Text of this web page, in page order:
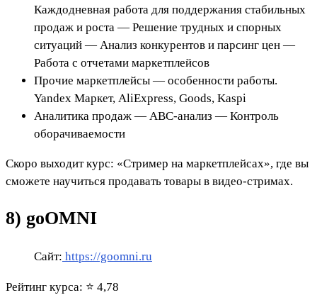
Каждодневная работа для поддержания стабильных
продаж и роста — Решение трудных и спорных
ситуаций — Анализ конкурентов и парсинг цен —
Работа с отчетами маркетплейсов
Прочие маркетплейсы — особенности работы.
Yandex Маркет, AliExpress, Goods, Kaspi
Аналитика продаж — ABC-анализ — Контроль
оборачиваемости
Скоро выходит курс: «Стример на маркетплейсах», где вы
сможете научиться продавать товары в видео-стримах.
8) goOMNI
Сайт: https://goomni.ru
Рейтинг курса: ⭐ 4,78